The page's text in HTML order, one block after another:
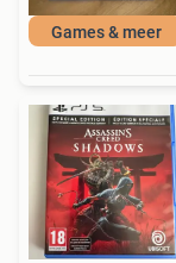
Games & meer